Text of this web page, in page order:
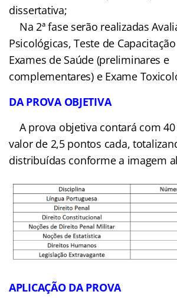
diretamente nas unidades de
VALOR DA TAXA DE INSCRIÇÃO:
e vinte e dois reais e noventa e
PAGAMENTO DA INSCRIÇÃO:Até
O
2 (duas) fases.
provas objetiva e dissertativa;
Na 2ª
realizadas Avaliações
Capacitação Física (TCF), Exames
(preliminares e complementares)